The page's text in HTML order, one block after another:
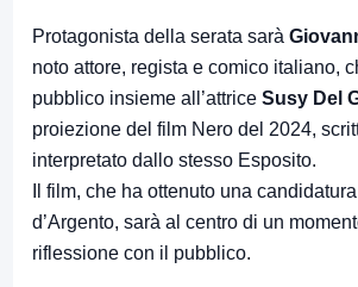
Protagonista della serata sarà
noto attore, regista e comico italiano,
pubblico insieme all’attrice Susy Del
proiezione del film Nero del 2024,
interpretato dallo stesso Esposito.
Il film, che ha ottenuto una
d’Argento, sarà al centro di un
riflessione con il pubblico.